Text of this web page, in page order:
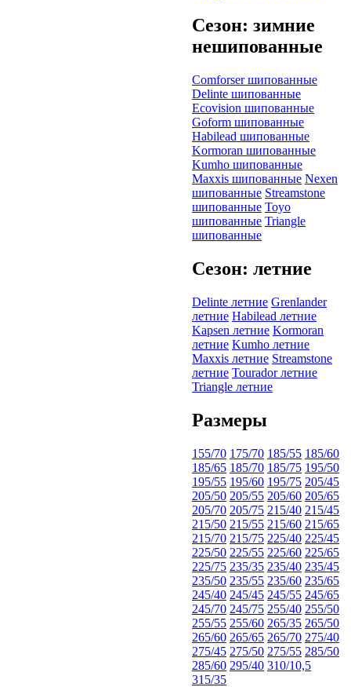
Сезон: зимние
нешипованные
Comforser шипованные
Delinte шипованные
Ecovision шипованные
Goform шипованные
Habilead шипованные
Kormoran шипованные
Kumho шипованные
Maxxis шипованные Nexen
шипованные Streamstone
шипованные Toyo
шипованные Triangle
шипованные
Сезон: летние
Delinte летние Grenlander
летние Habilead летние
Kapsen летние Kormoran
летние Kumho летние
Maxxis летние Streamstone
летние Tourador летние
Triangle летние
Размеры
155/70 175/70 185/55 185/60
185/65 185/70 185/75 195/50
195/55 195/60 195/75 205/45
205/50 205/55 205/60 205/65
205/70 205/75 215/40 215/45
215/50 215/55 215/60 215/65
215/70 215/75 225/40 225/45
225/50 225/55 225/60 225/65
225/75 235/35 235/40 235/45
235/50 235/55 235/60 235/65
245/40 245/45 245/55 245/65
245/70 245/75 255/40 255/50
255/55 255/60 265/35 265/50
265/60 265/65 265/70 275/40
275/45 275/50 275/55 285/50
285/60 295/40 310/10,5
315/35